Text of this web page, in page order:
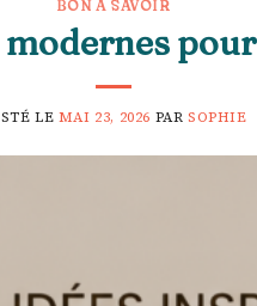
BON À SAVOIR
modernes
LE MAI 23, 2026 PAR SOPHIE